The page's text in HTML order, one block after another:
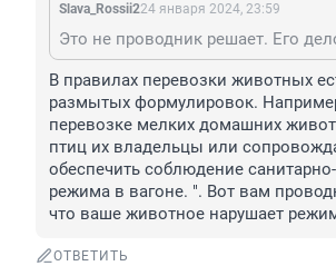
Slava_Rossii224 января 2024, 23:59
В правилах перевозки животных
размытых формулировок.
перевозке мелких домашних
птиц их владельцы или
обеспечить соблюдение
режима в вагоне. ". Вот вам
что ваше животное нарушает
ОТВЕТИТЬ